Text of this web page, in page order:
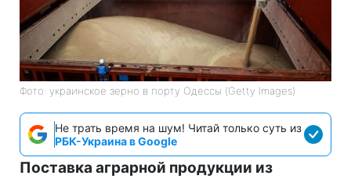
Фото: украинское зерно в порту Одессы (Getty Images)
Не трать время на шум! Читай только суть из
РБК-Украина в Google
Поставка аграрной продукции из